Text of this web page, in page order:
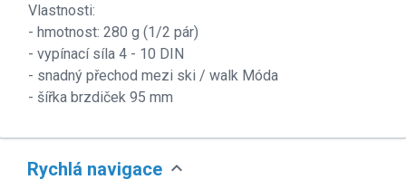
Vlastnosti:
- hmotnost: 280 g (1/2 pár)
- vypínací síla 4 - 10 DIN
- snadný přechod mezi ski / walk Móda
- šířka brzdiček 95 mm
Rychlá navigace expand_more